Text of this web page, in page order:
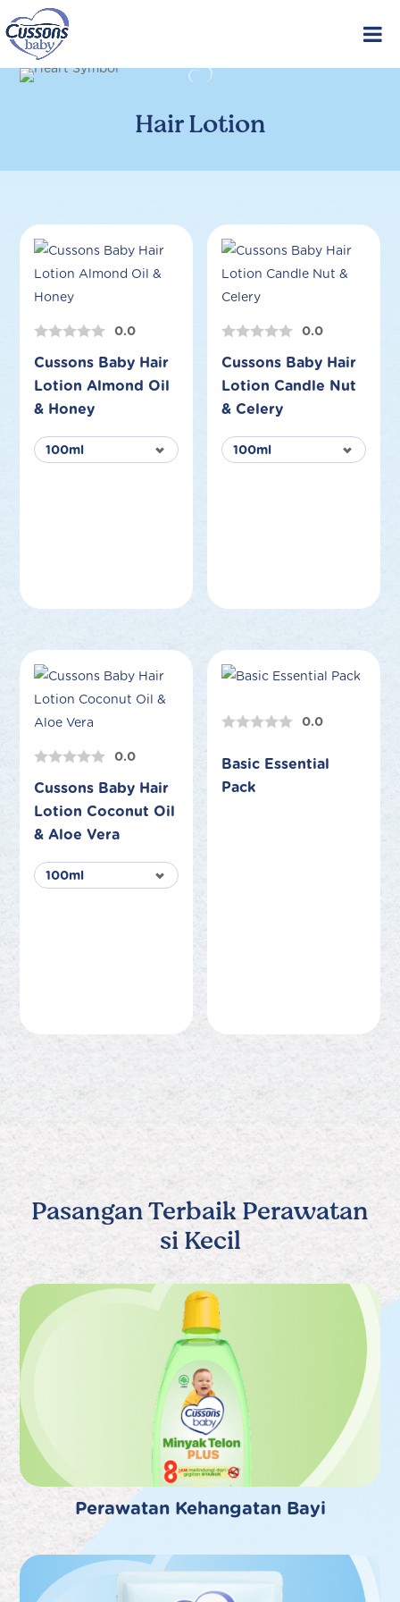
to
content
Hair Lotion
0.0
Cussons Baby Hair
Lotion Almond Oil
& Honey
0.0
Cussons Baby Hair
Lotion Candle Nut
& Celery
0.0
Cussons Baby Hair
Lotion Coconut Oil
& Aloe Vera
0.0
Basic Essential
Pack
Pasangan Terbaik Perawatan
si Kecil
Perawatan Kehangatan Bayi